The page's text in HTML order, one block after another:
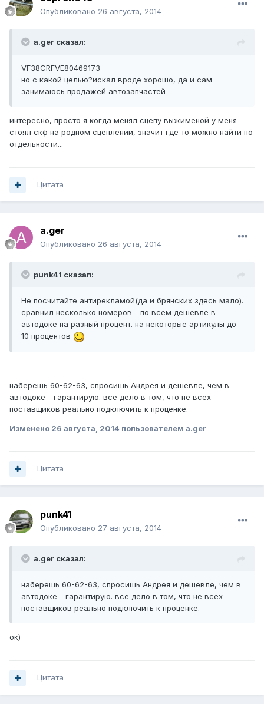
Опубликовано 26 августа, 2014
a.ger сказал:
VF38CRFVE80469173
но с какой целью?искал вроде хорошо, да и сам
занимаюсь продажей автозапчастей
интересно, просто я когда менял сцепу выжименой у меня
стоял скф на родном сцеплении, значит где то можно найти по
отдельности...
Цитата
a.ger
Опубликовано 26 августа, 2014
punk41 сказал:
Не посчитайте антирекламой(да и брянских здесь мало).
сравнил несколько номеров - по всем дешевле в
автодоке на разный процент. на некоторые артикулы до
10 процентов
наберешь 60-62-63, спросишь Андрея и дешевле, чем в
автодоке - гарантирую. всё дело в том, что не всех
поставщиков реально подключить к проценке.
Изменено 26 августа, 2014 пользователем a.ger
Цитата
punk41
Опубликовано 27 августа, 2014
a.ger сказал:
наберешь 60-62-63, спросишь Андрея и дешевле, чем в
автодоке - гарантирую. всё дело в том, что не всех
поставщиков реально подключить к проценке.
ок)
Цитата